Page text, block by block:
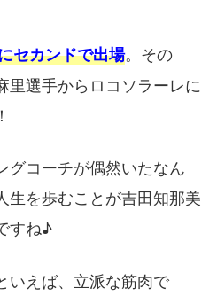
セカンドで出場。その
里選手からロコソラーレに
グコーチが偶然いたなん
生を歩むことが吉田知那美
すね♪
いえば、立派な筋肉で